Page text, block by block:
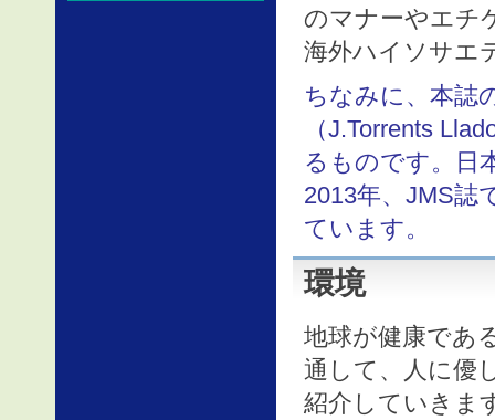
のマナーやエチ
海外ハイソサエ
ちなみに、本誌
（J.Torrents
るものです。日
2013年、JMS誌
ています。
環境
地球が健康であ
通して、人に優
紹介していきま